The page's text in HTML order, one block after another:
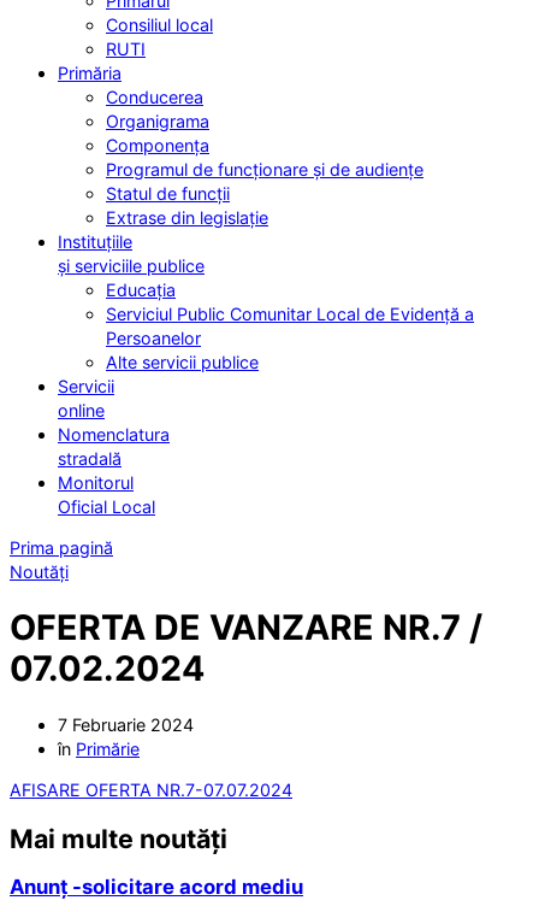
Consiliul local
RUTI
Primăria
Conducerea
Organigrama
Componența
Programul de funcționare și de audiențe
Statul de funcții
Extrase din legislație
Instituțiile
și serviciile publice
Educația
Serviciul Public Comunitar Local de Evidență a
Persoanelor
Alte servicii publice
Servicii
online
Nomenclatura
stradală
Monitorul
Oficial Local
Prima pagină
Noutăți
OFERTA DE VANZARE NR.7 /
07.02.2024
7 Februarie 2024
în Primărie
AFISARE OFERTA NR.7-07.07.2024
Mai multe noutăți
Anunț -solicitare acord mediu